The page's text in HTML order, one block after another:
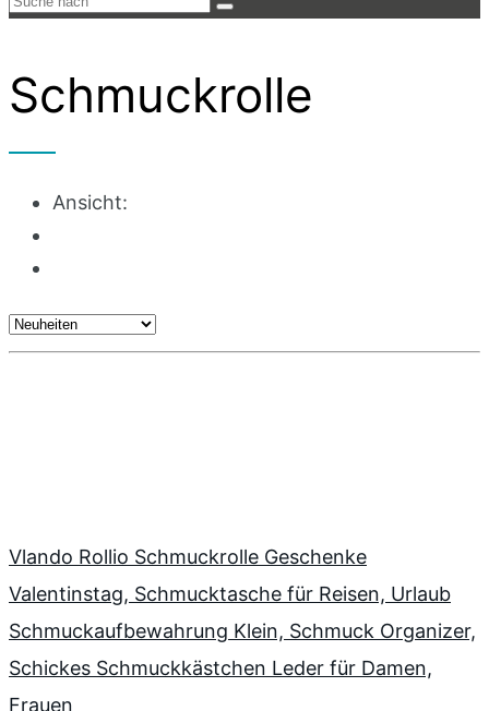
Schmuckrolle
Ansicht:
Vlando Rollio Schmuckrolle Geschenke
Valentinstag, Schmucktasche für Reisen, Urlaub
Schmuckaufbewahrung Klein, Schmuck Organizer,
Schickes Schmuckkästchen Leder für Damen,
Frauen